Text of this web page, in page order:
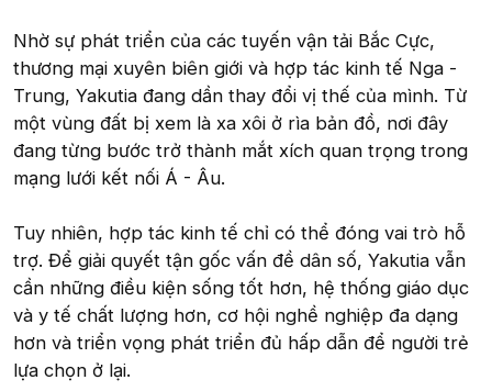
Nhờ sự phát triển của các tuyến vận tải Bắc Cực,
thương mại xuyên biên giới và hợp tác kinh tế Nga -
Trung, Yakutia đang dần thay đổi vị thế của mình. Từ
một vùng đất bị xem là xa xôi ở rìa bản đồ, nơi đây
đang từng bước trở thành mắt xích quan trọng trong
mạng lưới kết nối Á - Âu.
Tuy nhiên, hợp tác kinh tế chỉ có thể đóng vai trò hỗ
trợ. Để giải quyết tận gốc vấn đề dân số, Yakutia vẫn
cần những điều kiện sống tốt hơn, hệ thống giáo dục
và y tế chất lượng hơn, cơ hội nghề nghiệp đa dạng
hơn và triển vọng phát triển đủ hấp dẫn để người trẻ
lựa chọn ở lại.